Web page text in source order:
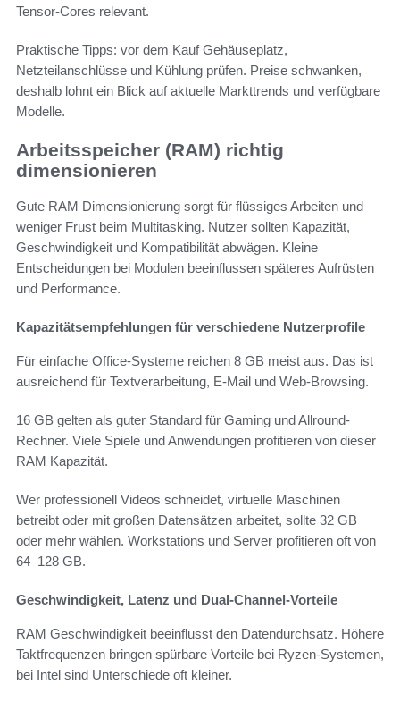
Tensor-Cores relevant.
Praktische Tipps: vor dem Kauf Gehäuseplatz,
Netzteilanschlüsse und Kühlung prüfen. Preise schwanken,
deshalb lohnt ein Blick auf aktuelle Markttrends und verfügbare
Modelle.
Arbeitsspeicher (RAM) richtig
dimensionieren
Gute RAM Dimensionierung sorgt für flüssiges Arbeiten und
weniger Frust beim Multitasking. Nutzer sollten Kapazität,
Geschwindigkeit und Kompatibilität abwägen. Kleine
Entscheidungen bei Modulen beeinflussen späteres Aufrüsten
und Performance.
Kapazitätsempfehlungen für verschiedene Nutzerprofile
Für einfache Office-Systeme reichen 8 GB meist aus. Das ist
ausreichend für Textverarbeitung, E-Mail und Web-Browsing.
16 GB gelten als guter Standard für Gaming und Allround-
Rechner. Viele Spiele und Anwendungen profitieren von dieser
RAM Kapazität.
Wer professionell Videos schneidet, virtuelle Maschinen
betreibt oder mit großen Datensätzen arbeitet, sollte 32 GB
oder mehr wählen. Workstations und Server profitieren oft von
64–128 GB.
Geschwindigkeit, Latenz und Dual-Channel-Vorteile
RAM Geschwindigkeit beeinflusst den Datendurchsatz. Höhere
Taktfrequenzen bringen spürbare Vorteile bei Ryzen-Systemen,
bei Intel sind Unterschiede oft kleiner.